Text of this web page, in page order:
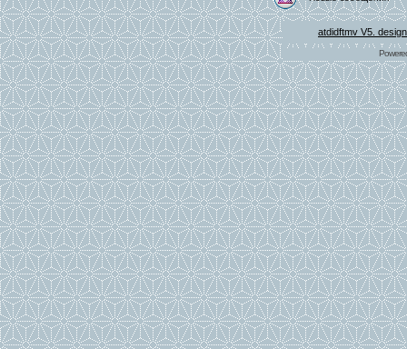
atdidftmv V5.